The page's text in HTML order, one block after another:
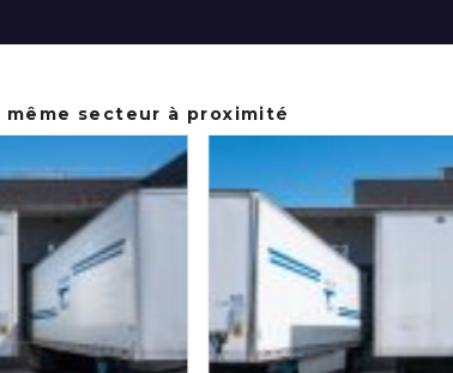
secteur à proximité